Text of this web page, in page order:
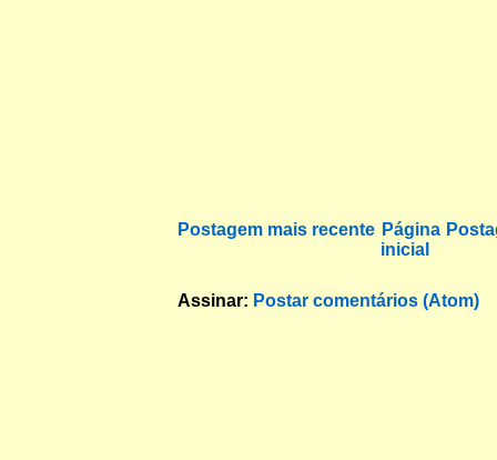
Postagem mais recente Página
inicial
Assinar: Postar comentários (Atom)